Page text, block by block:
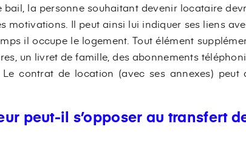
bail, la personne souhaitant devenir locataire
motivations. Il peut ainsi lui indiquer ses liens
il occupe le logement. Tout élément
un livret de famille, des abonnements
contrat de location (avec ses annexes) peut
peut-il s’opposer au transfert